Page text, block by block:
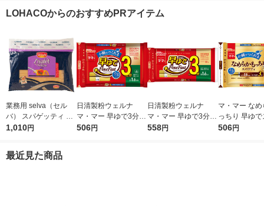
LOHACOからのおすすめPRアイテム
業務用 selva（セル
バ） スパゲッティ 1.7
mm 1袋（3kg） ゆで
1,010円
日清製粉ウェルナ
マ・マー 早ゆで3分ス
パゲティ2/3サイズ1.6
506円
日清製粉ウェルナ
マ・マー 早ゆで3分ス
パゲティ 1.6mm チャ
558円
マ・マー な
っちり 早ゆ
ティ 2/3サイ
506円
最近見た商品